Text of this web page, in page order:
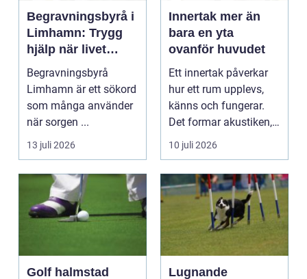
Begravningsbyrå i
Limhamn: Trygg
hjälp när livet
förändras
Begravningsbyrå
Limhamn är ett sökord
som många använder
när sorgen ...
13 juli 2026
Innertak mer än
bara en yta
ovanför huvudet
Ett innertak påverkar
hur ett rum upplevs,
känns och fungerar.
Det formar akustiken,
styr ljussättni...
10 juli 2026
Golf halmstad Lugnande